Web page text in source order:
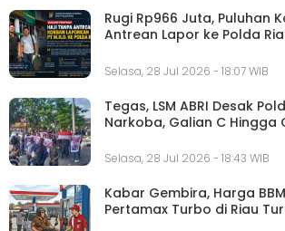
Rugi Rp966 Juta, Puluhan
Antrean Lapor ke Polda
Selasa, 28 Jul 2026 - 18:07 WIB
Tegas, LSM ABRI Desak
Narkoba, Galian C Hingga
Selasa, 28 Jul 2026 - 18:43 WIB
Kabar Gembira, Harga
Pertamax Turbo di Riau